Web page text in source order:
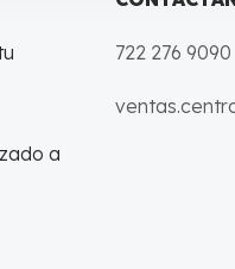
a
722 276 9090